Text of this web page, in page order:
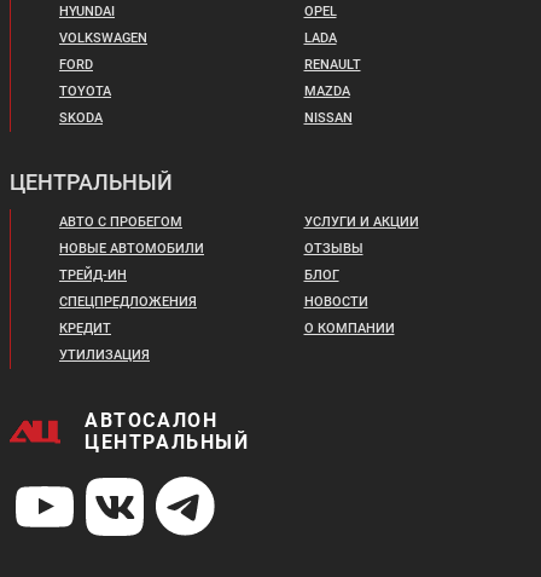
HYUNDAI
VOLKSWAGEN
FORD
TOYOTA
SKODA
OPEL
LADA
RENAULT
MAZDA
NISSAN
ЦЕНТРАЛЬНЫЙ
АВТО С ПРОБЕГОМ
НОВЫЕ АВТОМОБИЛИ
ТРЕЙД-ИН
СПЕЦПРЕДЛОЖЕНИЯ
КРЕДИТ
УТИЛИЗАЦИЯ
УСЛУГИ И АКЦИИ
ОТЗЫВЫ
БЛОГ
НОВОСТИ
О КОМПАНИИ
АВТОСАЛОН
ЦЕНТРАЛЬНЫЙ